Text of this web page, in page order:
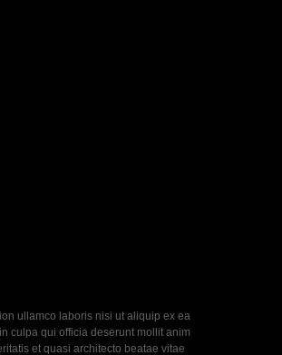
ullamco laboris nisi ut aliquip ex ea
culpa qui officia deserunt mollit anim
et quasi architecto beatae vitae